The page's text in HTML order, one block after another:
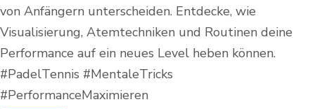
von Anfängern unterscheiden. Entdecke, wie
Visualisierung, Atemtechniken und Routinen deine
Performance auf ein neues Level heben können.
#PadelTennis #MentaleTricks
#PerformanceMaximieren